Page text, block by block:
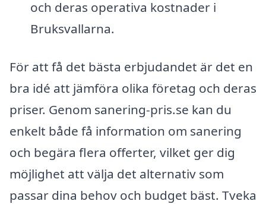
och deras operativa kostnader i
Bruksvallarna.
För att få det bästa erbjudandet är det en
bra idé att jämföra olika företag och deras
priser. Genom sanering-pris.se kan du
enkelt både få information om sanering
och begära flera offerter, vilket ger dig
möjlighet att välja det alternativ som
passar dina behov och budget bäst. Tveka